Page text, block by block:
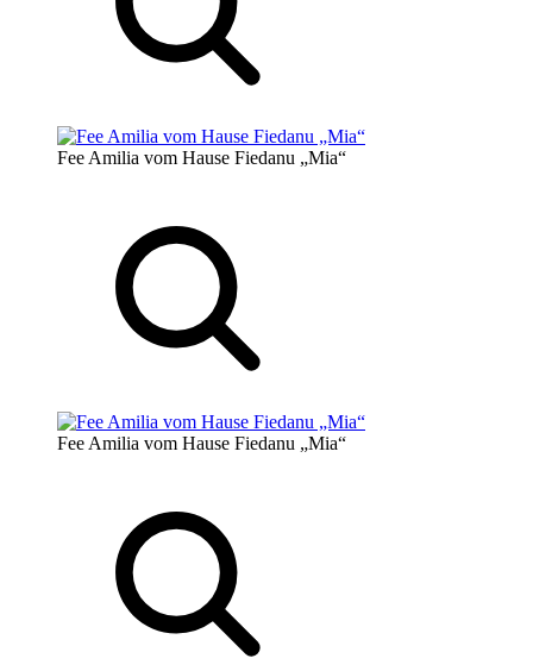
Fee Amilia vom Hause Fiedanu „Mia“
Fee Amilia vom Hause Fiedanu „Mia“